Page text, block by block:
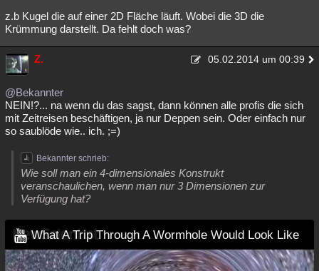
Philosophie Träume Orte Esoterik Literatur
Astronomie Helpdesk Gruppen Gaming Filme
Musik
Übersichten
Besucht Teilgenommen Alle Neue Geschlossen
z.b Kugel die auf einer 2D Fläche läuft. Wobei die 3D die
Krümmung darstellt. Da fehlt doch was?
Z. 05.02.2014 um 00:39
@Bekannter
NEIN!?... na wenn du das sagst, dann können alle profis die sich
mit Zeitreisen beschäftigen, ja nur Deppen sein. Oder einfach nur
so saublöde wie.. ich. ;=)
Bekannter schrieb:
Wie soll man ein 4-dimensionales Konstrukt
veranschaulichen, wenn man nur 3 Dimensionen zur
Verfügung hat?
What A Trip Through A Wormhole Would Look Like